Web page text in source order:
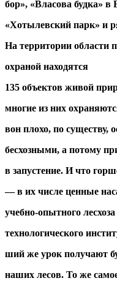
бор», «Власова будка» в
«Хотылевский парк» и
На территории области
охраной находятся
135 объектов живой
многие из них
вон плохо, по существу,
бесхозными, а потому
в запустение. И что
— в их числе ценные
учебно-опытного
технологического
ший же урок получают
наших лесов. То же